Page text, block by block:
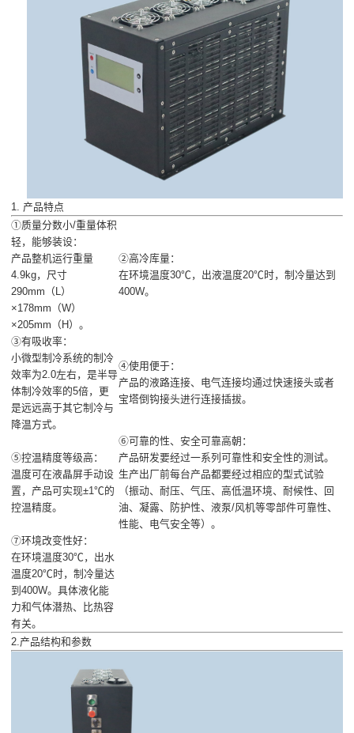
1. 产品特点
①质量分数小/重量体积
轻，能够装设：
产品整机运行重量
4.9kg，尺寸
290mm（L）
×178mm（W）
×205mm（H）。
②高冷库量：
在环境温度30℃，出液温度20℃时，制冷量达到
400W。
③有吸收率：
小微型制冷系统的制冷
效率为2.0左右，是半导
体制冷效率的5倍，更
是远远高于其它制冷与
降温方式。
④使用便于：
产品的液路连接、电气连接均通过快速接头或者
宝塔倒钩接头进行连接插拔。
⑤控温精度等级高：
温度可在液晶屏手动设
置，产品可实现±1℃的
控温精度。
⑥可靠的性、安全可靠高朝：
产品研发要经过一系列可靠性和安全性的测试。
生产出厂前每台产品都要经过相应的型式试验
（振动、耐压、气压、高低温环境、耐候性、回
油、凝露、防护性、液泵/风机等零部件可靠性、
性能、电气安全等）。
⑦环境改变性好：
在环境温度30℃，出水
温度20℃时，制冷量达
到400W。具体液化能
力和气体潜热、比热容
有关。
2.产品结构和参数